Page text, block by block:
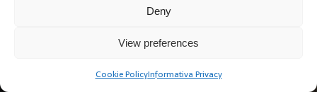
Deny
View preferences
Cookie PolicyInformativa Privacy